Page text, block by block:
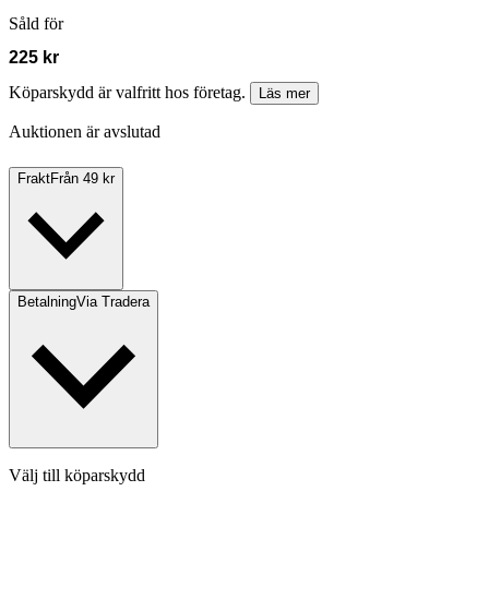
Såld för
225 kr
Köparskydd är valfritt hos företag.
Läs mer
Auktionen är avslutad
FraktFrån 49 kr
BetalningVia Tradera
Välj till köparskydd